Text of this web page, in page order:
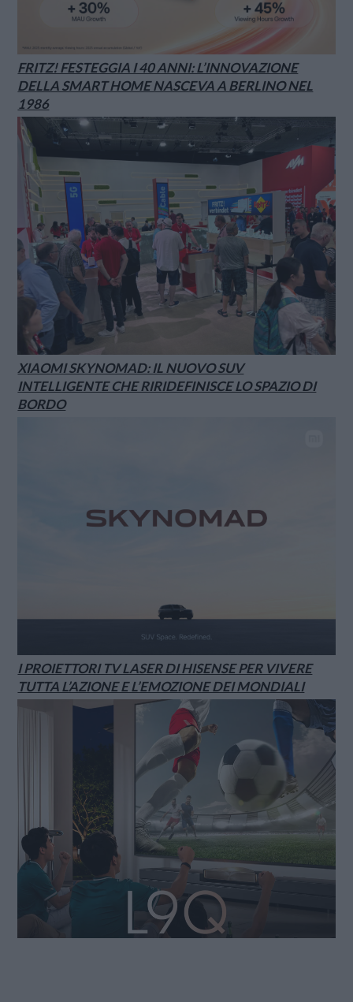
FRITZ! FESTEGGIA I 40 ANNI: L’INNOVAZIONE
DELLA SMART HOME NASCEVA A BERLINO NEL
1986
XIAOMI SKYNOMAD: IL NUOVO SUV
INTELLIGENTE CHE RIRIDEFINISCE LO SPAZIO DI
BORDO
I PROIETTORI TV LASER DI HISENSE PER VIVERE
TUTTA L’AZIONE E L’EMOZIONE DEI MONDIALI